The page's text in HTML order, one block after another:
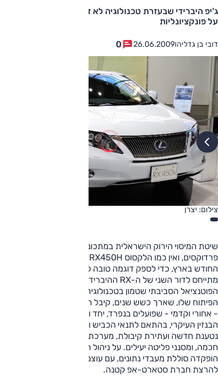
ג'יפ היברידי שבעזרת טכנולוגיה לא דורש מהנהג הירוק לוותר
על פונקציונליות
דובי בן גדליהו26.06.2009
0
צילום: יצרן
שיטת המיסוי הירוק הישראלית במתכונתה הייחודית רווית
החודש בארץ, כדי לספק דוגמה טובה לכך. קונצרן טויוטה
מתייחס לדור השני של ה-‏RX‏ ההיברידי כ"סימולטור" להמחשת
הפוטנציאל הסביבתי שטמון בטכנולוגיה ההיברידית. בתהליך
- אחורי וקדמי - שפועלים בנפרד, יחד ו/או במשולב עם מנוע
הבנזין העיקרי, בהתאם לתנאי הכביש והנהיגה. הוא קיבל סוללה
נטענת חדשה ועתירת קיבולת, מערכת הנעה כפולה-קבועה
חכמה, ומסנני פליטה יעילים. על ניהול האנרגיה הכולל שלו
הופקדה סוללת מעבדי נתונים, עם עוצמת מחשוב שמספיקה
להרצת חברת סטארט-אפ קטנה.